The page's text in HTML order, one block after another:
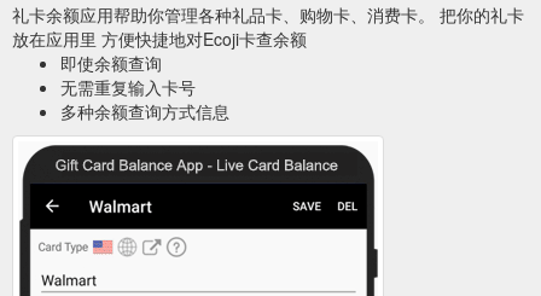
礼卡余额应用帮助你管理各种礼品卡、购物卡、消费卡。 把你的礼卡
放在应用里 方便快捷地对Ecoji卡查余额
即使余额查询
无需重复输入卡号
多种余额查询方式信息